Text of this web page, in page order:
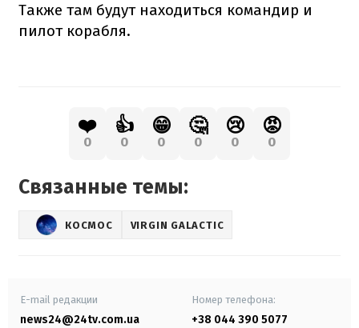
Также там будут находиться командир и
пилот корабля.
❤️
0
👍
0
😁
0
🤔
0
😢
0
😡
0
Связанные темы:
КОСМОС VIRGIN GALACTIC
E-mail редакции
news24@24tv.com.ua
Номер телефона:
+38 044 390 5077